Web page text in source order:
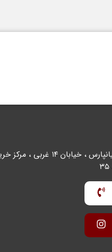
📍خوزستان ، اهواز ، کیانپارس ، خیابان ۱۴ غربی ،